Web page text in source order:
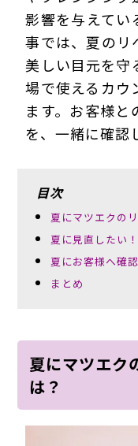
影響を与えてい
事では、夏のリ
美しい目元を守
場で使えるカウ
ます。お客様と
を、一緒に確認
目次
夏にマツエクの
夏に見直したい
夏にお客様へ確
まとめ
夏にマツエク
は？